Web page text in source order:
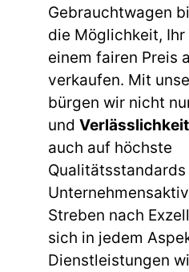
Gebrauchtwagen
die Möglichkeit, Ihr
einem fairen Preis
verkaufen. Mit
bürgen wir nicht
und Verlässlichkeit
auch auf höchste
Streben nach
sich in jedem
Dienstleistungen